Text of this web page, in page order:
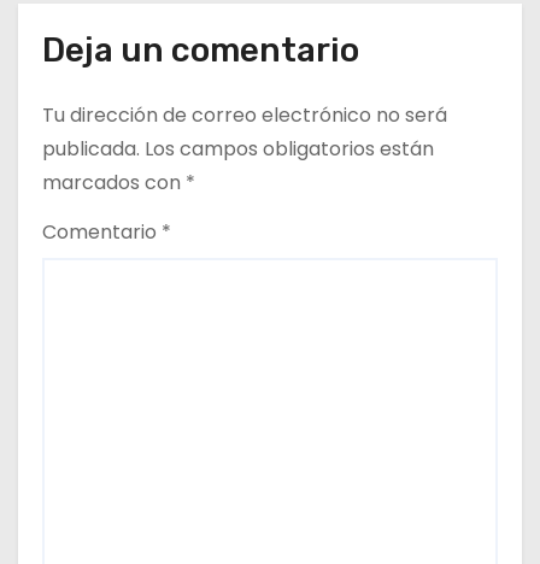
a
s
Deja un comentario
Tu dirección de correo electrónico no será
publicada. Los campos obligatorios están
marcados con *
Comentario *